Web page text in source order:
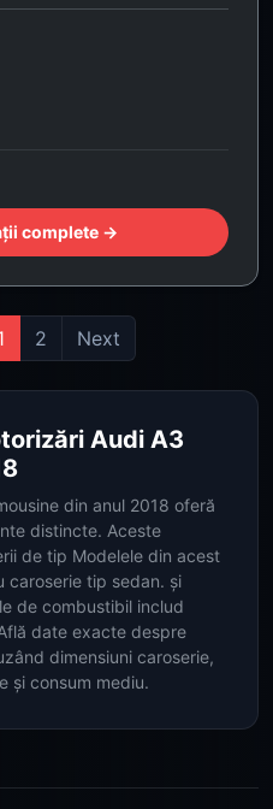
complete →
2 Next
Audi A3
din anul 2018 oferă
distincte. Aceste
de tip Modelele din acest
caroserie tip sedan. și
de combustibil includ
date exacte despre
dimensiuni caroserie,
și consum mediu.